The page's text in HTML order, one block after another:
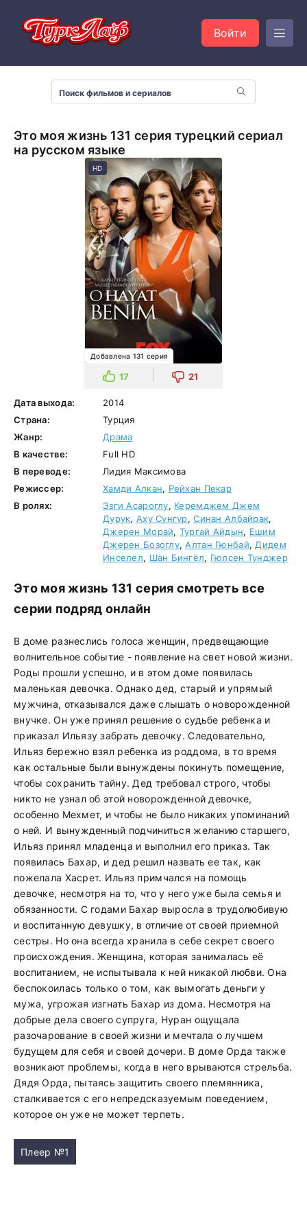
Войти
Это моя жизнь 131 серия турецкий сериал
на русском языке
HD
Добавлена 131 серия
17 21
Дата выхода:
2014
Страна:
Турция
Жанр:
Драма
В качестве:
Full HD
В переводе:
Лидия Максимова
Режиссер:
Хамди Алкан, Рейхан Пекар
В ролях:
Эзги Асароглу, Керемджем Джем
Дурук, Аху Сунгур,Синан Албайрак,
Джерен Морай, Тургай Айдын, Ешим
Джерен Бозоглу,Алтан Гюнбай, Дидем
Инселел, Шан Бингёл, Гюлсен Тунджер
Это моя жизнь 131 серия смотреть все
серии подряд онлайн
В доме разнеслись голоса женщин, предвещающие
волнительное событие - появление на свет новой жизни.
Роды прошли успешно, и в этом доме появилась
маленькая девочка. Однако дед, старый и упрямый
мужчина, отказывался даже слышать о новорожденной
внучке. Он уже принял решение о судьбе ребенка и
приказал Ильязу забрать девочку. Следовательно,
Ильяз бережно взял ребенка из роддома, в то время
как остальные были вынуждены покинуть помещение,
чтобы сохранить тайну. Дед требовал строго, чтобы
никто не узнал об этой новорожденной девочке,
особенно Мехмет, и чтобы не было никаких упоминаний
о ней. И вынужденный подчиниться желанию старшего,
Ильяз принял младенца и выполнил его приказ. Так
появилась Бахар, и дед решил назвать ее так, как
пожелала Хасрет. Ильяз примчался на помощь
девочке, несмотря на то, что у него уже была семья и
обязанности. С годами Бахар выросла в трудолюбивую
и воспитанную девушку, в отличие от своей приемной
сестры. Но она всегда хранила в себе секрет своего
происхождения. Женщина, которая занималась её
воспитанием, не испытывала к ней никакой любви. Она
беспокоилась только о том, как вымогать деньги у
мужа, угрожая изгнать Бахар из дома. Несмотря на
добрые дела своего супруга, Нуран ощущала
разочарование в своей жизни и мечтала о лучшем
будущем для себя и своей дочери. В доме Орда также
возникают проблемы, когда в него врываются стрельба.
Дядя Орда, пытаясь защитить своего племянника,
сталкивается с его непредсказуемым поведением,
которое он уже не может терпеть.
Плеер №1